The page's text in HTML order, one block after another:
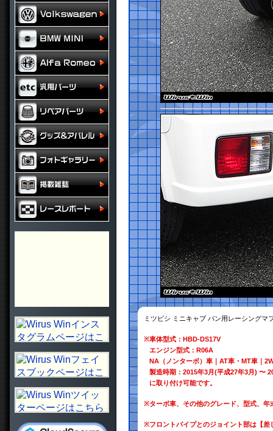
ミツビシ ミニキャブ バン用レーシング
※車体型式：HBD-DS17V
エンジン型式：R06A
NA（ノンターボ）車｜AT車・MT車｜
製造時期：2015年3月(平成27年3月) 〜
に取り付け可能です。
※ターボ車、その他のグレード、型式、
※フロントパイプとのジョイント部は【